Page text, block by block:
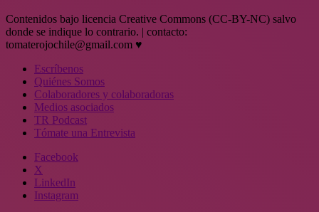
Contenidos bajo licencia Creative Commons (CC-BY-NC) salvo
donde se indique lo contrario. | contacto:
tomaterojochile@gmail.com ♥
Escríbenos
Quiénes Somos
Colaboradores y colaboradoras
Medios asociados
TR Podcast
Tómate una Entrevista
Facebook
X
LinkedIn
Instagram